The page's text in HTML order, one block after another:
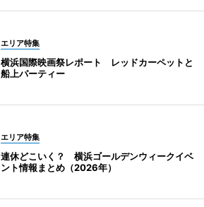
エリア特集
横浜国際映画祭レポート レッドカーペットと
船上パーティー
エリア特集
連休どこいく？ 横浜ゴールデンウィークイベ
ント情報まとめ（2026年）